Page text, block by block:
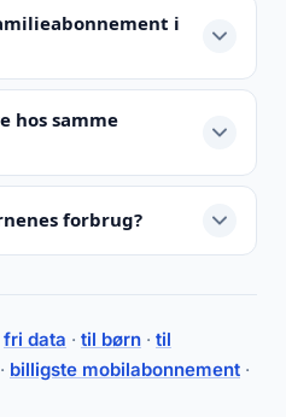
i
hos samme
forbrug?
fri data · til børn · til
· billigste mobilabonnement ·